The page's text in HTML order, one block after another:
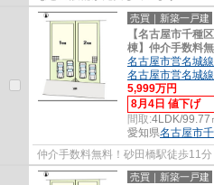
売買｜新築一戸建
【名古屋市千種
棟】仲介手数料
名古屋市営名城線
名古屋市営名城線
5,999万円
8月4日 値下げ
間取:4LDK/99.77
愛知県名古屋市
仲介手数料無料！砂田橋駅徒歩11
売買｜新築一戸建